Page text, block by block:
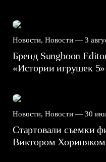
Новости, Новости — 3
Бренд Sungboon
«Истории игрушек 5»
Новости, Новости — 30
Стартовали съемки
Виктором